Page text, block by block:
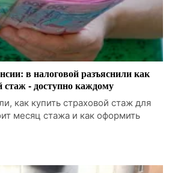
в налоговой разъяснили как
- доступно каждому
как купить страховой стаж для
месяц стажа и как оформить